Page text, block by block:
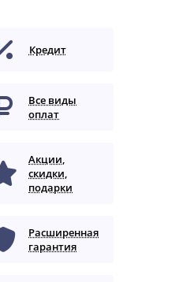
Кредит
Все виды
оплат
Акции,
скидки,
подарки
Расширенная
гарантия